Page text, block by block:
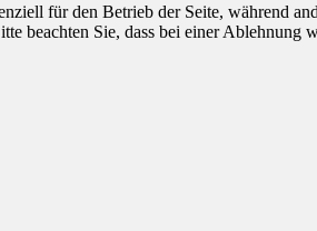
für den Betrieb der Seite, während
beachten Sie, dass bei einer